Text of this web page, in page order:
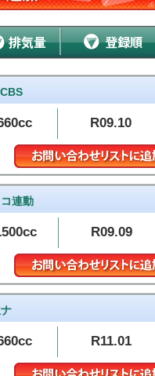
R09.10
連動
R09.09
R11.01